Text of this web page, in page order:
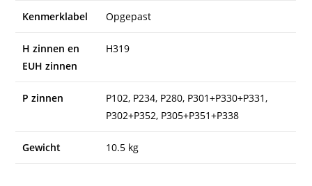
Kenmerklabel Opgepast
H zinnen en
EUH zinnen
H319
P zinnen
P102, P234, P280, P301+P330+P331,
P302+P352, P305+P351+P338
Gewicht 10.5 kg